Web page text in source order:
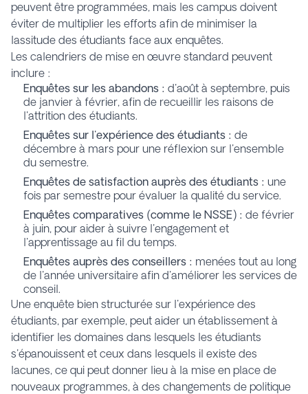
peuvent être programmées, mais les campus doivent
éviter de multiplier les efforts afin de minimiser la
lassitude des étudiants face aux enquêtes.
Les calendriers de mise en œuvre standard peuvent
inclure :
Enquêtes sur les abandons : d'août à septembre, puis
de janvier à février, afin de recueillir les raisons de
l'attrition des étudiants.
Enquêtes sur l'expérience des étudiants : de
décembre à mars pour une réflexion sur l'ensemble
du semestre.
Enquêtes de satisfaction auprès des étudiants : une
fois par semestre pour évaluer la qualité du service.
Enquêtes comparatives (comme le NSSE) : de février
à juin, pour aider à suivre l'engagement et
l'apprentissage au fil du temps.
Enquêtes auprès des conseillers : menées tout au long
de l'année universitaire afin d'améliorer les services de
conseil.
Une enquête bien structurée sur l'expérience des
étudiants, par exemple, peut aider un établissement à
identifier les domaines dans lesquels les étudiants
s'épanouissent et ceux dans lesquels il existe des
lacunes, ce qui peut donner lieu à la mise en place de
nouveaux programmes, à des changements de politique